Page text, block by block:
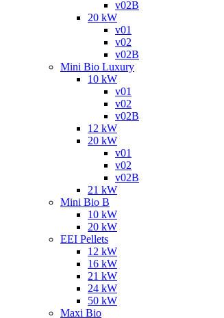
v02B
20 kW
v01
v02
v02B
Mini Bio Luxury
10 kW
v01
v02
v02B
12 kW
20 kW
v01
v02
v02B
21 kW
Mini Bio B
10 kW
20 kW
EEI Pellets
12 kW
16 kW
21 kW
24 kW
50 kW
Maxi Bio